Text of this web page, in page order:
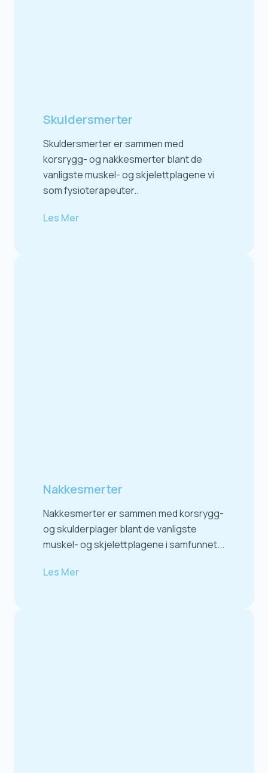
Skuldersmerter
Skuldersmerter er sammen med
korsrygg- og nakkesmerter blant de
vanligste muskel- og skjelettplagene vi
som fysioterapeuter..
Les Mer
Nakkesmerter
Nakkesmerter er sammen med korsrygg-
og skulderplager blant de vanligste
muskel- og skjelettplagene i samfunnet...
Les Mer